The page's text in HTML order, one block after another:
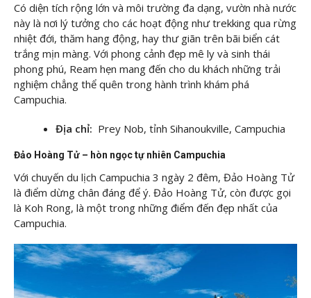
Có diện tích rộng lớn và môi trường đa dạng, vườn nhà nước
này là nơi lý tưởng cho các hoạt động như trekking qua rừng
nhiệt đới, thăm hang động, hay thư giãn trên bãi biển cát
trắng mịn màng. Với phong cảnh đẹp mê ly và sinh thái
phong phú, Ream hẹn mang đến cho du khách những trải
nghiệm chẳng thể quên trong hành trình khám phá
Campuchia.
Địa chỉ: Prey Nob, tỉnh Sihanoukville, Campuchia
Đảo Hoàng Tử – hòn ngọc tự nhiên Campuchia
Với chuyến du lịch Campuchia 3 ngày 2 đêm, Đảo Hoàng Tử
là điểm dừng chân đáng để ý. Đảo Hoàng Tử, còn được gọi
là Koh Rong, là một trong những điểm đến đẹp nhất của
Campuchia.